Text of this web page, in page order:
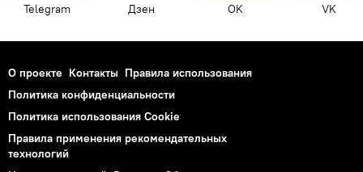
Telegram Дзен OK VK
О проекте Контакты Правила использования
Политика конфиденциальности
Политика использования Cookie
Правила применения рекомендательных
технологий